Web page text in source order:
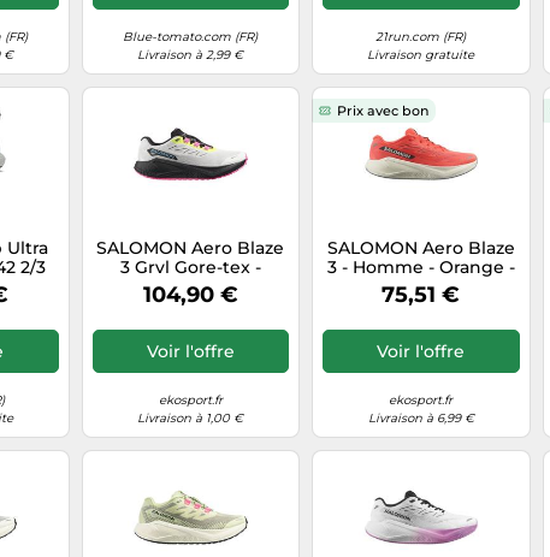
€
Blue-tomato.com (FR)
Livraison à 2,99 €
21run.com (FR)
Livraison gratuite
Ultra
2/3
SALOMON Aero Blaze
3 Grvl Gore-tex -
Homme - Blanc / Noir
- taille 42 2/3- modèle
104,90 €
Voir l'offre
ekosport.fr
Livraison à 1,00 €
Prix avec bon
SALOMON Aero Blaze
3 - Homme - Orange -
taille 42- modèle 2025
75,51 €
Voir l'offre
ekosport.fr
Livraison à 6,99 €